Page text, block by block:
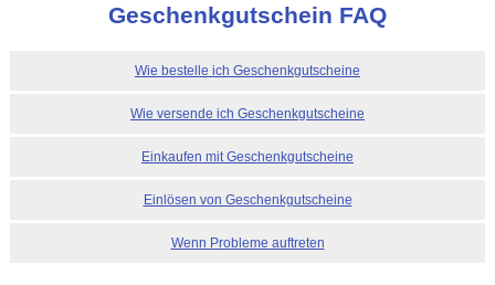
Geschenkgutschein FAQ
Wie bestelle ich Geschenkgutscheine
Wie versende ich Geschenkgutscheine
Einkaufen mit Geschenkgutscheine
Einlösen von Geschenkgutscheine
Wenn Probleme auftreten